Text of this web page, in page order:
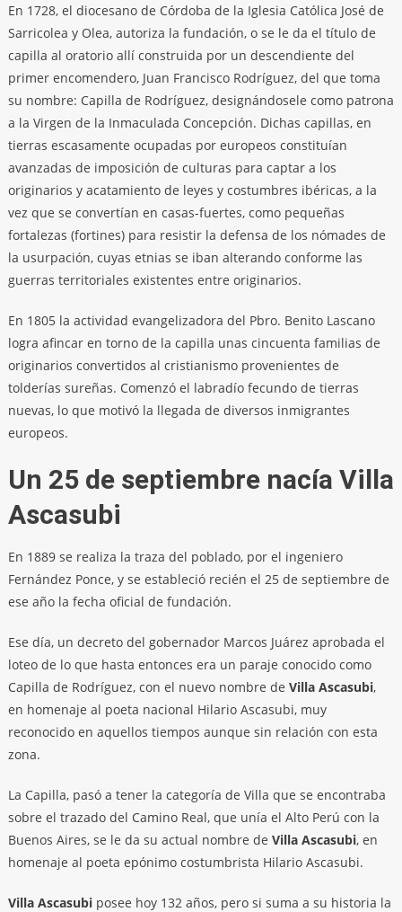
En 1728, el diocesano de Córdoba de la Iglesia Católica José de
Sarricolea y Olea, autoriza la fundación, o se le da el título de
capilla al oratorio allí construida por un descendiente del
primer encomendero, Juan Francisco Rodríguez, del que toma
su nombre: Capilla de Rodríguez, designándosele como patrona
a la Virgen de la Inmaculada Concepción. Dichas capillas, en
tierras escasamente ocupadas por europeos constituían
avanzadas de imposición de culturas para captar a los
originarios y acatamiento de leyes y costumbres ibéricas, a la
vez que se convertían en casas-fuertes, como pequeñas
fortalezas (fortines) para resistir la defensa de los nómades de
la usurpación, cuyas etnias se iban alterando conforme las
guerras territoriales existentes entre originarios.
En 1805 la actividad evangelizadora del Pbro. Benito Lascano
logra afincar en torno de la capilla unas cincuenta familias de
originarios convertidos al cristianismo provenientes de
tolderías sureñas. Comenzó el labradío fecundo de tierras
nuevas, lo que motivó la llegada de diversos inmigrantes
europeos.
Un 25 de septiembre nacía Villa
Ascasubi
En 1889 se realiza la traza del poblado, por el ingeniero
Fernández Ponce, y se estableció recién el 25 de septiembre de
ese año la fecha oficial de fundación.
Ese día, un decreto del gobernador Marcos Juárez aprobada el
loteo de lo que hasta entonces era un paraje conocido como
Capilla de Rodríguez, con el nuevo nombre de Villa Ascasubi,
en homenaje al poeta nacional Hilario Ascasubi, muy
reconocido en aquellos tiempos aunque sin relación con esta
zona.
La Capilla, pasó a tener la categoría de Villa que se encontraba
sobre el trazado del Camino Real, que unía el Alto Perú con la
Buenos Aires, se le da su actual nombre de Villa Ascasubi, en
homenaje al poeta epónimo costumbrista Hilario Ascasubi.
Villa Ascasubiposee hoy 132 años, pero si suma a su historia la